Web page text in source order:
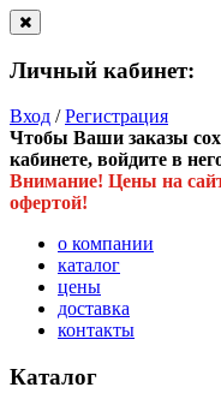
Личный кабинет:
Вход /Регистрация
Чтобы Ваши заказы
кабинете, войдите в
Внимание! Цены на
офертой!
о компании
каталог
цены
доставка
контакты
Каталог